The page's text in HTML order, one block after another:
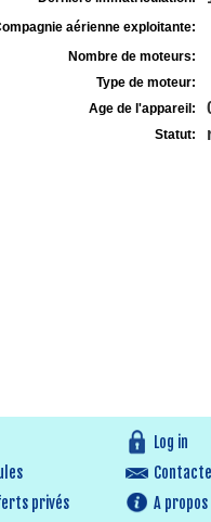
aérienne exploitante:
Nombre de moteurs:
Type de moteur:
Age de l'appareil:
Statut:
privés
Log in
A propos